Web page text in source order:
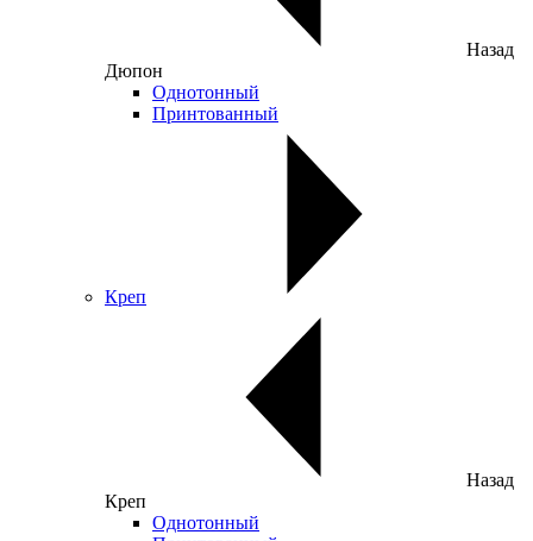
Назад
Дюпон
Однотонный
Принтованный
Креп
Назад
Креп
Однотонный